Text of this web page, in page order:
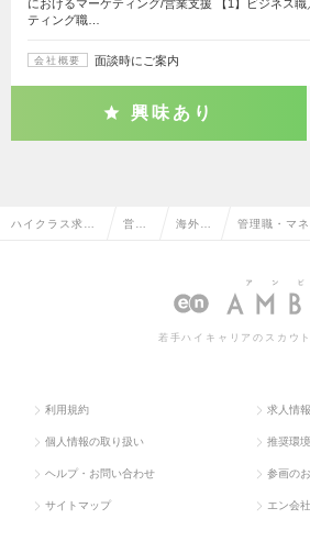
におけるマーケティング/営業支援 【1】ビジネス職
ティング職…
会社概要 面談時にご案内
興味あり
ハイクラス求人 営業 海外営 管理職・マ
若手ハイキャリアのスカウ
利用規約 求人情
個人情報の取り扱い 推奨環境
ヘルプ・お問い合わせ 参画の
サイトマップ エン会